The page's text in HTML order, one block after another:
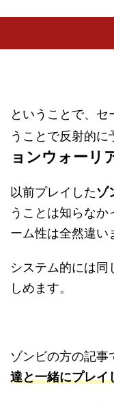
ということで、
うことで反射的に
ョンウォーリ
以前プレイしたゾ
うことは知らな
ーム性は全然違い
システム的には同
しめます。
ゾンビの方の記事
達と一緒にプレイ